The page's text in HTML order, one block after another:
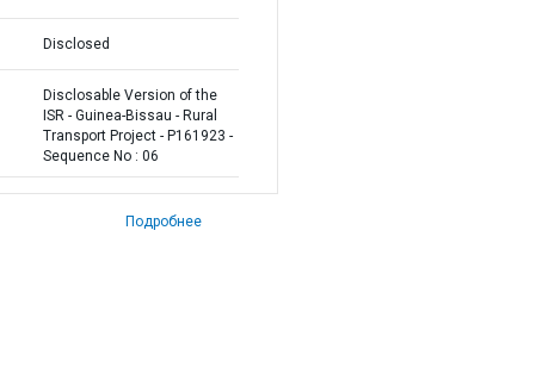
Disclosed
Disclosable Version of the
ISR - Guinea-Bissau - Rural
Transport Project - P161923 -
Sequence No : 06
Подробнее